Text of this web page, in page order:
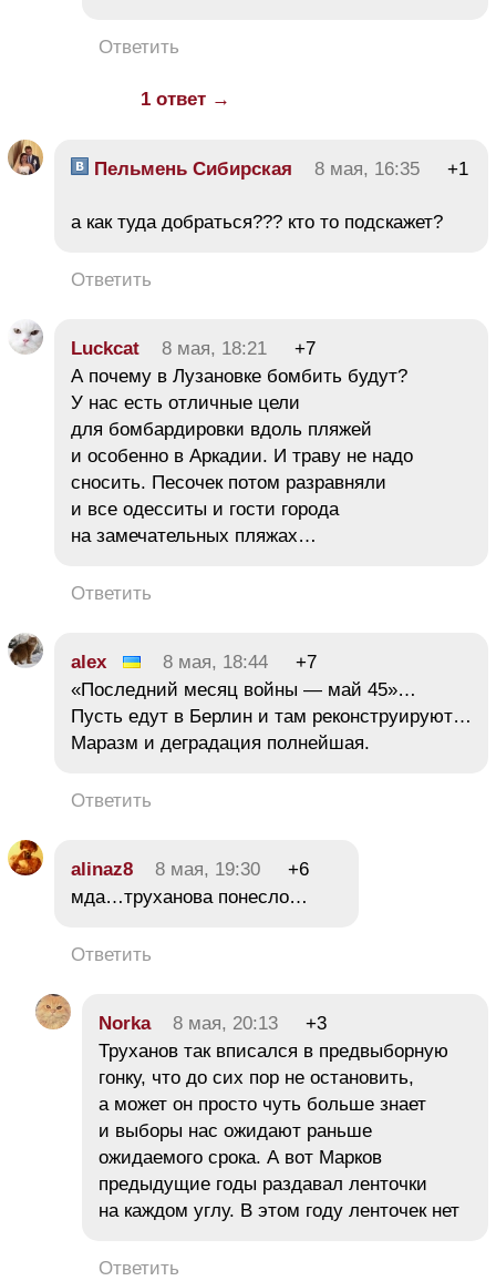
Ответить
1 ответ →
Пельмень Сибирская 8 мая, 16:35 +1
а как туда добраться??? кто то подскажет?
Ответить
Luckcat 8 мая, 18:21
+7
А почему в Лузановке бомбить будут?
У нас есть отличные цели
для бомбардировки вдоль пляжей
и особенно в Аркадии. И траву не надо
сносить. Песочек потом разравняли
и все одесситы и гости города
на замечательных пляжах…
Ответить
alex 8 мая, 18:44
+7
«Последний месяц войны — май 45»…
Пусть едут в Берлин и там реконструируют…
Маразм и деградация полнейшая.
Ответить
alinaz8 8 мая, 19:30
+6
мда…труханова понесло…
Ответить
Norka 8 мая, 20:13
+3
Труханов так вписался в предвыборную
гонку, что до сих пор не остановить,
а может он просто чуть больше знает
и выборы нас ожидают раньше
ожидаемого срока. А вот Марков
предыдущие годы раздавал ленточки
на каждом углу. В этом году ленточек нет
Ответить